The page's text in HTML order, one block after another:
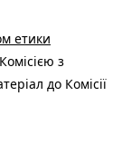
етики
з
до Комісії